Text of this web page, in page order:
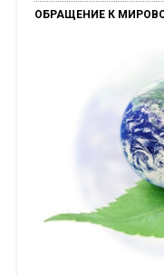
ОБРАЩЕНИЕ К